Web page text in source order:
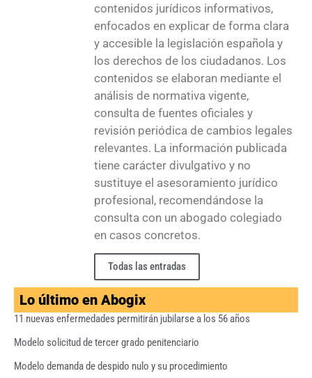
contenidos jurídicos informativos,
enfocados en explicar de forma clara
y accesible la legislación española y
los derechos de los ciudadanos. Los
contenidos se elaboran mediante el
análisis de normativa vigente,
consulta de fuentes oficiales y
revisión periódica de cambios legales
relevantes. La información publicada
tiene carácter divulgativo y no
sustituye el asesoramiento jurídico
profesional, recomendándose la
consulta con un abogado colegiado
en casos concretos.
Todas las entradas
Lo último en Abogix
11 nuevas enfermedades permitirán jubilarse a los 56 años
Modelo solicitud de tercer grado penitenciario
Modelo demanda de despido nulo y su procedimiento